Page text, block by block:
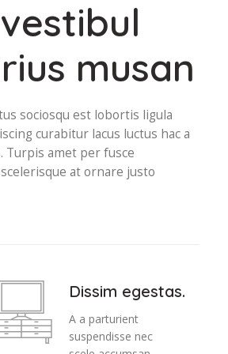
musan
sociosqu est lobortis ligula
curabitur lacus luctus hac a
amet per fusce
at ornare justo
Dissim egestas.
A a parturient
suspendisse nec